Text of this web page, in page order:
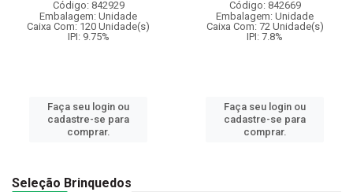
Código: 842929
Embalagem: Unidade
Caixa Com: 120 Unidade(s)
IPI: 9.75%
Faça seu login ou
cadastre-se para
comprar.
Código: 842669
Embalagem: Unidade
Caixa Com: 72 Unidade(s)
IPI: 7.8%
Faça seu login ou
cadastre-se para
comprar.
Seleção Brinquedos